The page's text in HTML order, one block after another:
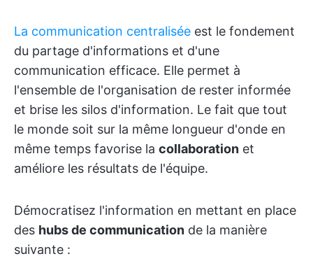
La communication centralisée est le fondement
du partage d'informations et d'une
communication efficace. Elle permet à
l'ensemble de l'organisation de rester informée
et brise les silos d'information. Le fait que tout
le monde soit sur la même longueur d'onde en
même temps favorise la collaboration et
améliore les résultats de l'équipe.
Démocratisez l'information en mettant en place
des hubs de communication de la manière
suivante :